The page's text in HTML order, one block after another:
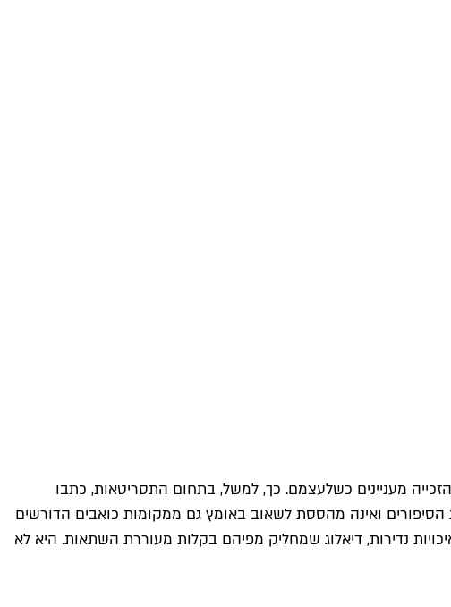
מעניינים כשלעצמם. כך, למשל, בתחום התסריטאות, כתבו
ואינה מהססת לשאוב באומץ גם ממקומות כואבים הדורשים
נדירות, דיאלוג שמחליק מפיהם בקלות מעוררת השתאות. היא לא